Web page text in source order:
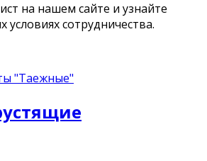
на нашем сайте и узнайте
сотрудничества.
"Таежные"